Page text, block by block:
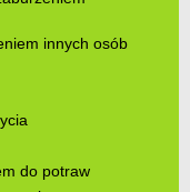
innych osób
do potraw